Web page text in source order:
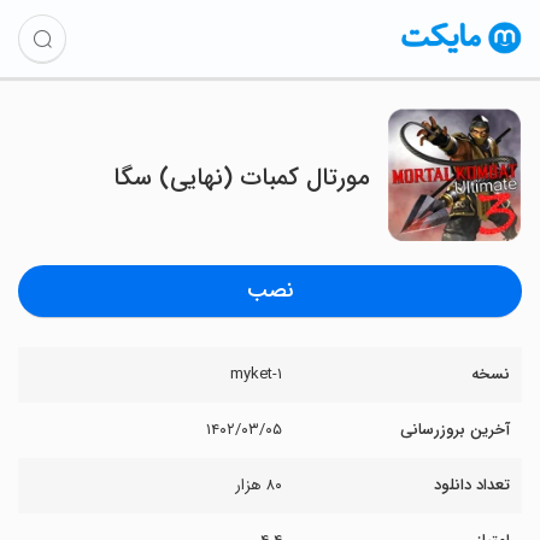
مورتال کمبات (نهایی) سگا
نصب
نسخه ۱-myket
آخرین بروزرسانی ۱۴۰۲/۰۳/۰۵
تعداد دانلود ۸۰ هزار